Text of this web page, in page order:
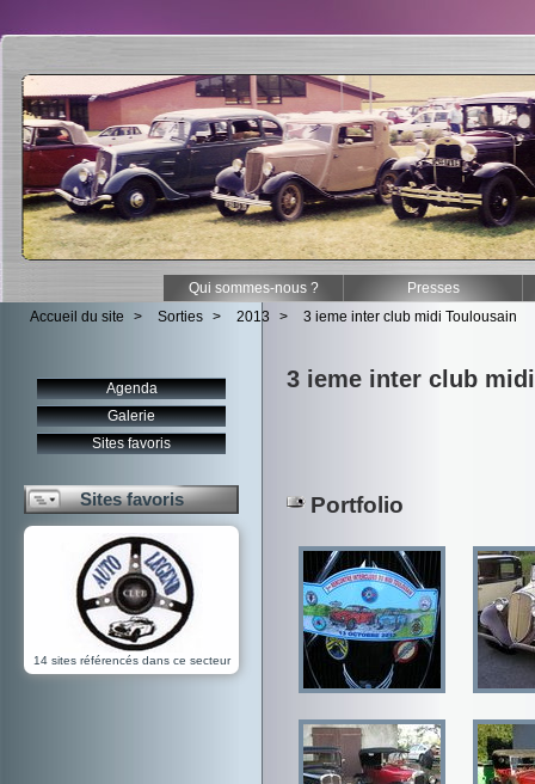
Qui sommes-nous ?
Presses
Accueil du site
> Sorties > 2013 > 3 ieme inter club midi Toulousain
3 ieme inter club
Portfolio
Agenda
Galerie
Sites favoris
Sites favoris
14 sites référencés dans ce secteur